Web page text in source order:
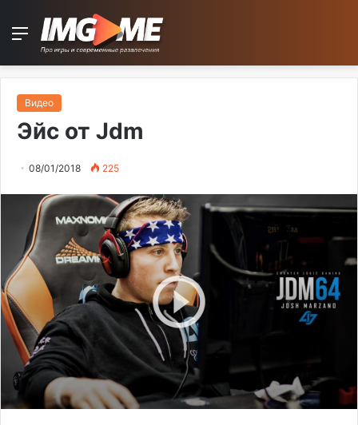
Menu
Видео
Эйс от Jdm
08/01/2018 225